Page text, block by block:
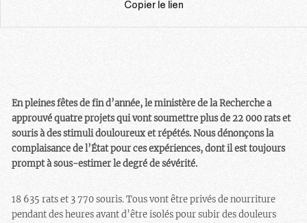
Copier le lien
En pleines fêtes de fin d’année, le ministère de la Recherche a
approuvé quatre projets qui vont soumettre plus de 22 000 rats et
souris à des stimuli douloureux et répétés. Nous dénonçons la
complaisance de l’État pour ces expériences, dont il est toujours
prompt à sous-estimer le degré de sévérité.
18 635 rats et 3 770 souris. Tous vont être privés de nourriture
pendant des heures avant d’être isolés pour subir des douleurs